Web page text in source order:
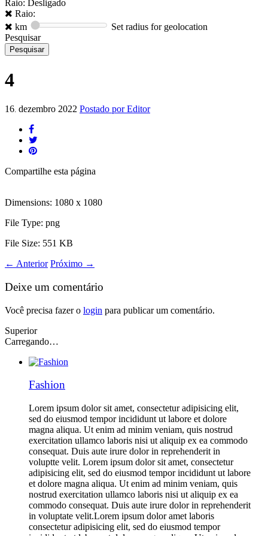
Raio: Desligado
Raio:
km
Set radius for geolocation
Pesquisar
4
16. dezembro 2022 Postado porEditor
Compartilhe esta página
Dimensions: 1080 x 1080
File Type: png
File Size: 551 KB
← Anterior Próximo →
Deixe um comentário
Você precisa fazer o login para publicar um comentário.
Superior
Carregando…
Fashion
Lorem ipsum dolor sit amet, consectetur adipisicing elit,
sed do eiusmod tempor incididunt ut labore et dolore
magna aliqua. Ut enim ad minim veniam, quis nostrud
exercitation ullamco laboris nisi ut aliquip ex ea commodo
consequat. Duis aute irure dolor in reprehenderit in
voluptte velit. Lorem ipsum dolor sit amet, consectetur
adipisicing elit, sed do eiusmod tempor incididunt ut labore
et dolore magna aliqua. Ut enim ad minim veniam, quis
nostrud exercitation ullamco laboris nisi ut aliquip ex ea
commodo consequat. Duis aute irure dolor in reprehenderit
in voluptate velit.Lorem ipsum dolor amet laboris
consectetur adipisicing elit, sed do eiusmod tempor